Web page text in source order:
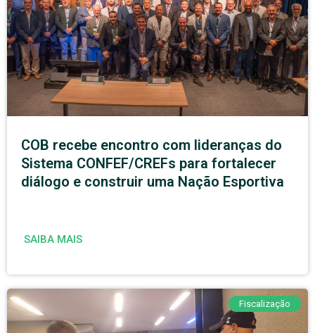
COB recebe encontro com lideranças do
Sistema CONFEF/CREFs para fortalecer
diálogo e construir uma Nação Esportiva
SAIBA MAIS
Fiscalização